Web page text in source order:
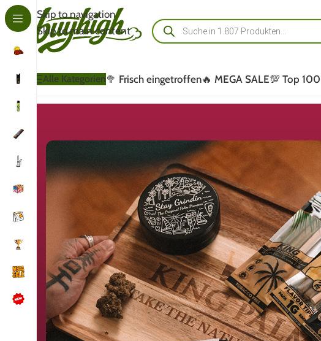
Skip to navigation
Skip to main content
Alle Kategorien🥦 Frisch eingetroffen🔥 MEGA SALE💯 Top 100